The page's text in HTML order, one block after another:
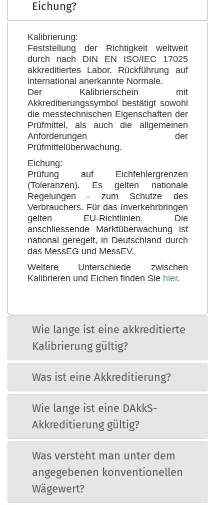
Eichung?
Kalibrierung:
Feststellung der Richtigkeit weltweit
durch nach DIN EN ISO/IEC 17025
akkreditiertes Labor. Rückführung auf
international anerkannte Normale.
Der Kalibrierschein mit
Akkreditierungssymbol bestätigt sowohl
die messtechnischen Eigenschaften der
Prüfmittel, als auch die allgemeinen
Anforderungen der
Prüfmittelüberwachung.
Eichung:
Prüfung auf Eichfehlergrenzen
(Toleranzen). Es gelten nationale
Regelungen - zum Schutze des
Verbrauchers. Für das Inverkehrbringen
gelten EU-Richtlinien. Die
anschliessende Marktüberwachung ist
national geregelt, in Deutschland durch
das MessEG und MessEV.
Weitere Unterschiede zwischen
Kalibrieren und Eichen finden Sie hier.
Wie lange ist eine akkreditierte
Kalibrierung gültig?
Was ist eine Akkreditierung?
Wie lange ist eine DAkkS-
Akkreditierung gültig?
Was versteht man unter dem
angegebenen konventionellen
Wägewert?